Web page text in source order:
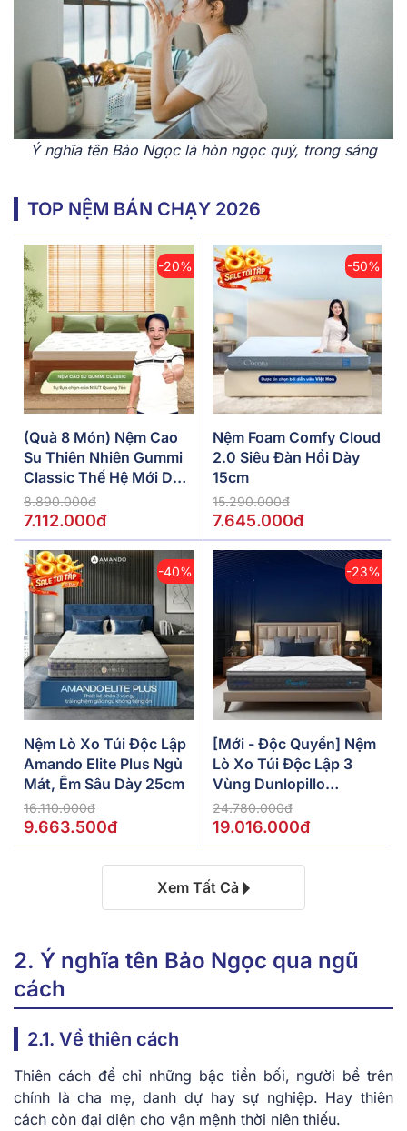
Ý nghĩa tên Bảo Ngọc là hòn ngọc quý, trong sáng
TOP NỆM BÁN CHẠY 2026
-20%
(Quà 8 Món) Nệm Cao
Su Thiên Nhiên Gummi
Classic Thế Hệ Mới Dày
5/10/15cm
8.890.000đ
7.112.000đ
-50%
Nệm Foam Comfy Cloud
2.0 Siêu Đàn Hồi Dày
15cm
15.290.000đ
7.645.000đ
-40%
Nệm Lò Xo Túi Độc Lập
Amando Elite Plus Ngủ
Mát, Êm Sâu Dày 25cm
16.110.000đ
9.663.500đ
-23%
[Mới - Độc Quyền] Nệm
Lò Xo Túi Độc Lập 3
Vùng Dunlopillo
De.Stress Powerful
24.780.000đ
19.016.000đ
Xem Tất Cả
2. Ý nghĩa tên Bảo Ngọc qua ngũ
cách
2.1. Về thiên cách
Thiên cách để chỉ những bậc tiền bối, người bề trên
chính là cha mẹ, danh dự hay sự nghiệp. Hay thiên
cách còn đại diện cho vận mệnh thời niên thiếu.